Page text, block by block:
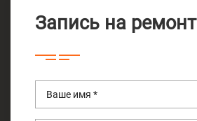
Запись на ремонт